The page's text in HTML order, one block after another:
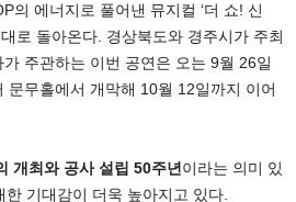
의 에너지로 풀어낸 뮤지컬 ‘더 쇼! 신
로 돌아온다. 경상북도와 경주시가 주최
주관하는 이번 공연은 오는 9월 26일
문무홀에서 개막해 10월 12일까지 이어
개최와 공사 설립 50주년이라는 의미 있
기대감이 더욱 높아지고 있다.